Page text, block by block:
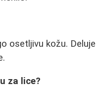
osetljivu kožu. Deluje
za lice?